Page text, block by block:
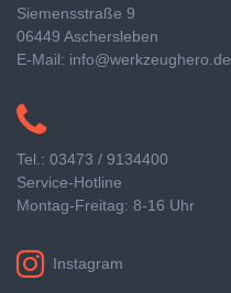
Siemensstraße 9
06449 Aschersleben
E-Mail: info@werkzeughero.de
Tel.: 03473 / 9134400
Service-Hotline
Montag-Freitag: 8-16 Uhr
Instagram